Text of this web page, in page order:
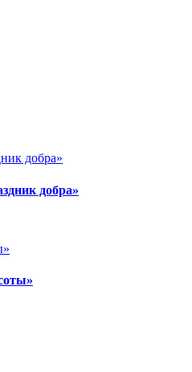
добра»